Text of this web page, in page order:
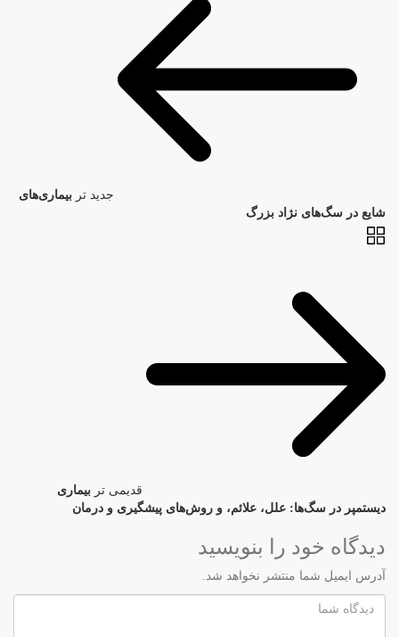
جدید تر بیماری‌های
شایع در سگ‌های نژاد بزرگ
قدیمی تر بیماری
دیستمپر در سگ‌ها: علل، علائم، و روش‌های پیشگیری و درمان
دیدگاه خود را بنویسید
آدرس ایمیل شما منتشر نخواهد شد.